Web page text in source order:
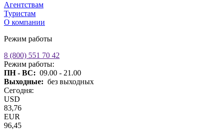
Агентствам
Туристам
О компании
Режим работы
8 (800) 551 70 42
Режим работы:
ПН - ВС: 09.00 - 21.00
Выходные: без выходных
Сегодня:
USD
83,76
EUR
96,45